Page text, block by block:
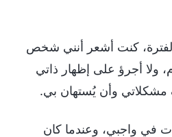
كنت أشعر أنني شخص
ولا أجرؤ على إظهار ذاتي
وأن يُستهان بي.
في واجبي، وعندما كان